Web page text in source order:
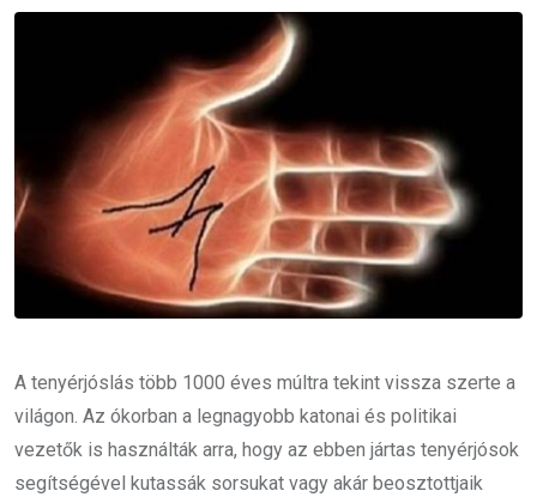
Email
A tenyérjóslás több 1000 éves múltra tekint vissza szerte a
világon. Az ókorban a legnagyobb katonai és politikai
vezetők is használták arra, hogy az ebben jártas tenyérjósok
segítségével kutassák sorsukat vagy akár beosztottjaik